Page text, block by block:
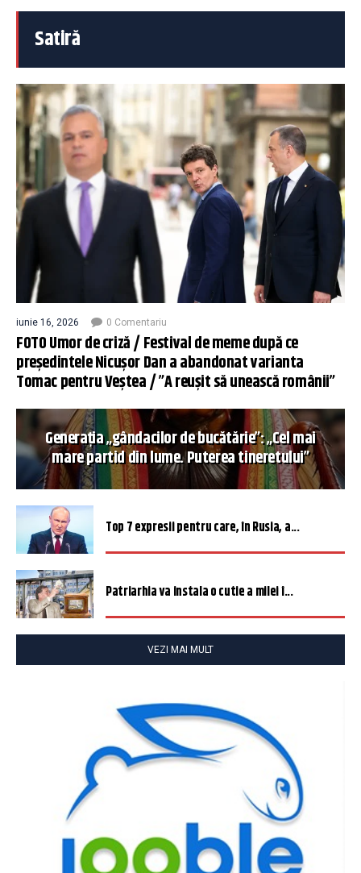
Satiră
iunie 16, 2026 0 Comentariu
FOTO Umor de criză / Festival de meme după ce
președintele Nicușor Dan a abandonat varianta
Tomac pentru Veștea / ”A reușit să unească românii”
Generația „gândacilor de bucătărie”: „Cel mai
mare partid din lume. Puterea tineretului”
Top 7 expresii pentru care, în Rusia, a...
Patriarhia va instala o cutie a milei î...
VEZI MAI MULT